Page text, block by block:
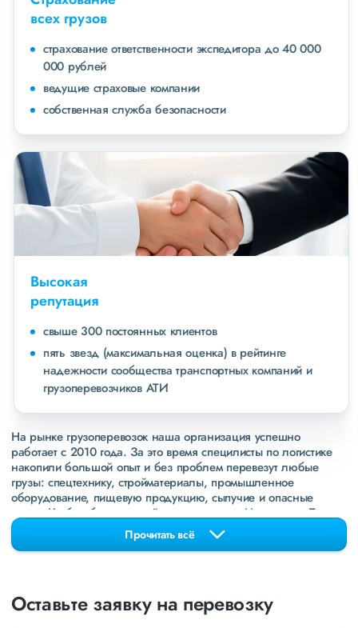
всех грузов
страхование ответственности экспедитора до 40 000
000 рублей
ведущие страховые компании
собственная служба безопасности
Высокая
репутация
свыше 300 постоянных клиентов
пять звезд (максимальная оценка) в рейтинге
надежности сообщества транспортных компаний и
грузоперевозчиков АТИ
На рынке грузоперевозок наша организация успешно
работает с 2010 года. За это время специлисты по логистике
накопили большой опыт и без проблем перевезут любые
грузы: спецтехнику, стройматериалы, промышленное
оборудование, пищевую продукцию, сыпучие и опасные
грузы. Чтобы убедиться зайдите в раздел
«Наш опыт»
. Там
свежие примеры перевозок, которые обновляются несколько
раз в неделю. Также недавно мы запустили новые
направления вДНРиЛНР. Предоставляем все стандартные
экспедирование. За каждым клиентом закреплен менеджер,
который сообщит о текущем статусе вашего груза. Чтобы
Прочитать всё
Оставьте заявку на перевозку